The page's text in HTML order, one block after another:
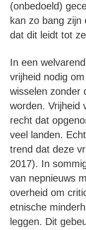
(onbedoeld)
kan zo bang zijn
dat dit leidt tot
In een
vrijheid nodig
wisselen zonder
worden. Vrijheid
recht dat
veel landen.
trend dat deze
2017). In
van nepnieuws
overheid om
etnische
leggen. Dit